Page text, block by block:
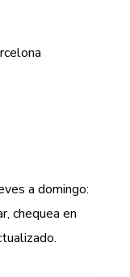
a domingo:
chequea en